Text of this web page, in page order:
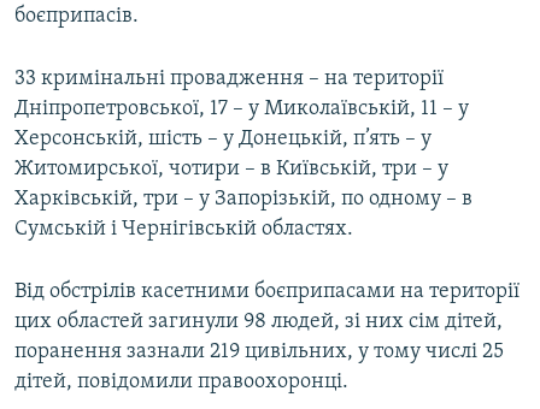
боєприпасів.
33 кримінальні провадження – на території
Дніпропетровської, 17 – у Миколаївській, 11 – у
Херсонській, шість – у Донецькій, п’ять – у
Житомирської, чотири – в Київській, три – у
Харківській, три – у Запорізькій, по одному – в
Сумській і Чернігівській областях.
Від обстрілів касетними боєприпасами на території
цих областей загинули 98 людей, зі них сім дітей,
поранення зазнали 219 цивільних, у тому числі 25
дітей, повідомили правоохоронці.